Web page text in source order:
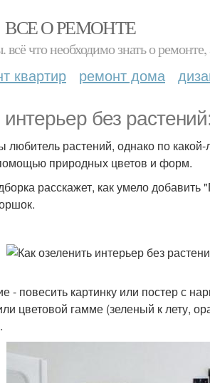
ВСЕ О РЕМОНТЕ
что необходимо знать о
квартир ремонт дома
интерьер без
любитель растений, однако по
природных цветов и форм.
расскажет, как умело
- повесить картинку или постер с
цветовой гамме (зеленый к лету,